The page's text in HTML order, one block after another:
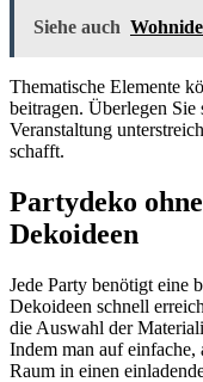
Siehe auch
Thematische Elemente
beitragen. Überlegen Sie
Veranstaltung
schafft.
Partydeko
Dekoideen
Jede Party benötigt eine
Dekoideen schnell
die Auswahl der
Indem man auf
Raum in einen